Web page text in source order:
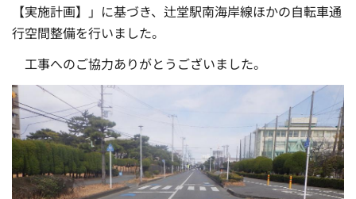
【実施計画】」に基づき、辻堂駅南海岸線ほかの自転車通
行空間整備を行いました。
工事へのご協力ありがとうございました。